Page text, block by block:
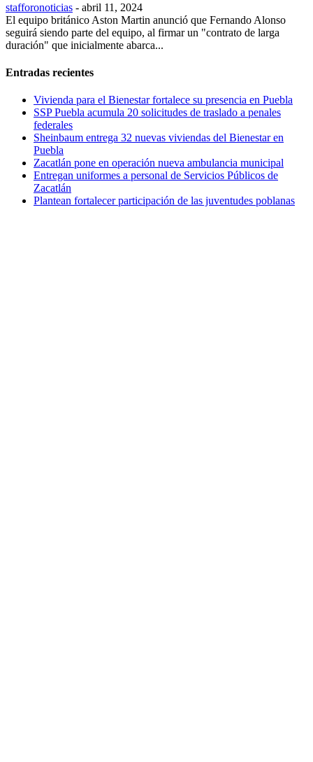
stafforonoticias - abril 11, 2024
El equipo británico Aston Martin anunció que Fernando Alonso
seguirá siendo parte del equipo, al firmar un "contrato de larga
duración" que inicialmente abarca...
Entradas recientes
Vivienda para el Bienestar fortalece su presencia en Puebla
SSP Puebla acumula 20 solicitudes de traslado a penales
federales
Sheinbaum entrega 32 nuevas viviendas del Bienestar en
Puebla
Zacatlán pone en operación nueva ambulancia municipal
Entregan uniformes a personal de Servicios Públicos de
Zacatlán
Plantean fortalecer participación de las juventudes poblanas